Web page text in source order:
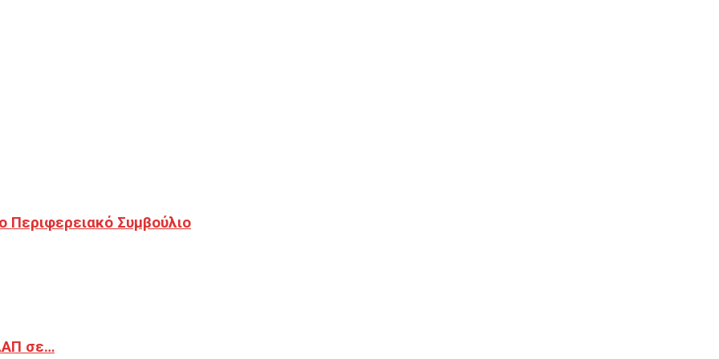
Περιφερειακό Συμβούλιο
σε…